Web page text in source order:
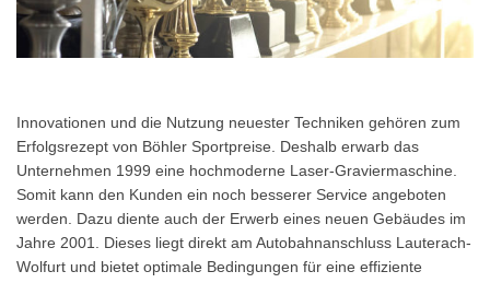
Innovationen und die Nutzung neuester Techniken gehören zum
Erfolgsrezept von Böhler Sportpreise. Deshalb erwarb das
Unternehmen 1999 eine hochmoderne Laser-Graviermaschine.
Somit kann den Kunden ein noch besserer Service angeboten
werden. Dazu diente auch der Erwerb eines neuen Gebäudes im
Jahre 2001. Dieses liegt direkt am Autobahnanschluss Lauterach-
Wolfurt und bietet optimale Bedingungen für eine effiziente